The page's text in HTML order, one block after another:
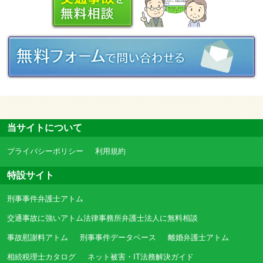
当サイトについて
プライバシーポリシー 利用規約
特設サイト
刑事事件弁護士アトム
交通事故に強いアトム法律事務所弁護士法人に無料相談
事故慰謝料アトム 刑事事件データベース 離婚弁護士アトム
相続税理士カタログ ネット被害・IT法務解決ガイド